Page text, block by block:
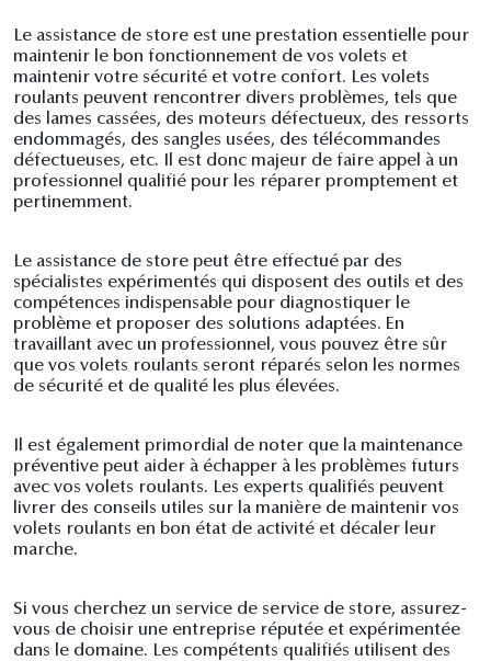
Le assistance de store est une prestation essentielle pour
maintenir le bon fonctionnement de vos volets et
maintenir votre sécurité et votre confort. Les volets
roulants peuvent rencontrer divers problèmes, tels que
des lames cassées, des moteurs défectueux, des ressorts
endommagés, des sangles usées, des télécommandes
défectueuses, etc. Il est donc majeur de faire appel à un
professionnel qualifié pour les réparer promptement et
pertinemment.
Le assistance de store peut être effectué par des
spécialistes expérimentés qui disposent des outils et des
compétences indispensable pour diagnostiquer le
problème et proposer des solutions adaptées. En
travaillant avec un professionnel, vous pouvez être sûr
que vos volets roulants seront réparés selon les normes
de sécurité et de qualité les plus élevées.
Il est également primordial de noter que la maintenance
préventive peut aider à échapper à les problèmes futurs
avec vos volets roulants. Les experts qualifiés peuvent
livrer des conseils utiles sur la manière de maintenir vos
volets roulants en bon état de activité et décaler leur
marche.
Si vous cherchez un service de service de store, assurez-
vous de choisir une entreprise réputée et expérimentée
dans le domaine. Les compétents qualifiés utilisent des